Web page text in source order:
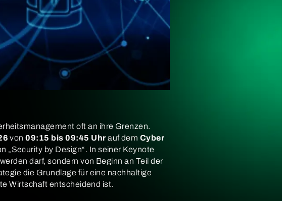
oft an ihre Grenzen.
von09:15 bis 09:45 Uhr auf dem Cyber
„Security by Design“. In seiner Keynote
darf, sondern von Beginn an Teil der
die Grundlage für eine nachhaltige
Wirtschaft entscheidend ist.